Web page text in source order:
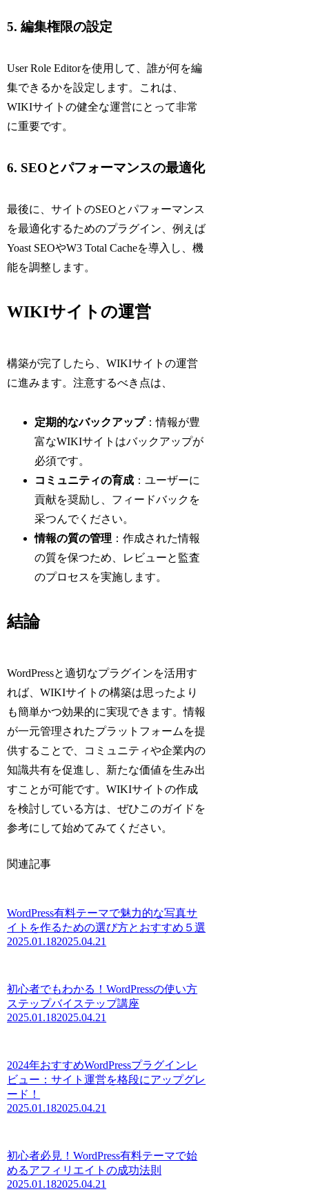
5. 編集権限の設定
User Role Editorを使用して、誰が何を編
集できるかを設定します。これは、
WIKIサイトの健全な運営にとって非常
に重要です。
6. SEOとパフォーマンスの最適化
最後に、サイトのSEOとパフォーマンス
を最適化するためのプラグイン、例えば
Yoast SEOやW3 Total Cacheを導入し、機
能を調整します。
WIKIサイトの運営
構築が完了したら、WIKIサイトの運営
に進みます。注意するべき点は、
定期的なバックアップ：情報が豊
富なWIKIサイトはバックアップが
必須です。
コミュニティの育成 ：ユーザーに
貢献を奨励し、フィードバックを
采つんでください。
情報の質の管理 ：作成された情報
の質を保つため、レビューと監査
のプロセスを実施します。
結論
WordPressと適切なプラグインを活用す
れば、WIKIサイトの構築は思ったより
も簡単かつ効果的に実現できます。情報
が一元管理されたプラットフォームを提
供することで、コミュニティや企業内の
知識共有を促進し、新たな価値を生み出
すことが可能です。WIKIサイトの作成
を検討している方は、ぜひこのガイドを
参考にして始めてみてください。
関連記事
WordPress有料テーマで魅力的な写真サ
イトを作るための選び方とおすすめ５選
2025.01.182025.04.21
初心者でもわかる！WordPressの使い方
ステップバイステップ講座
2025.01.182025.04.21
2024年おすすめWordPressプラグインレ
ビュー：サイト運営を格段にアップグレ
ード！
2025.01.182025.04.21
初心者必見！WordPress有料テーマで始
めるアフィリエイトの成功法則
2025.01.182025.04.21